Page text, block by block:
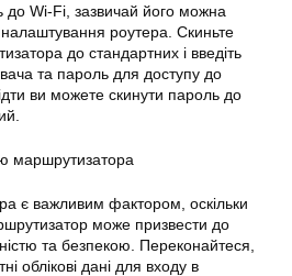
Wi-Fi, зазвичай його можна
роутера. Скиньте
до стандартних і введіть
та пароль для доступу до
ви можете скинути пароль до
маршрутизатора
є важливим фактором, оскільки
може призвести до
та безпекою. Переконайтеся,
облікові дані для входу в